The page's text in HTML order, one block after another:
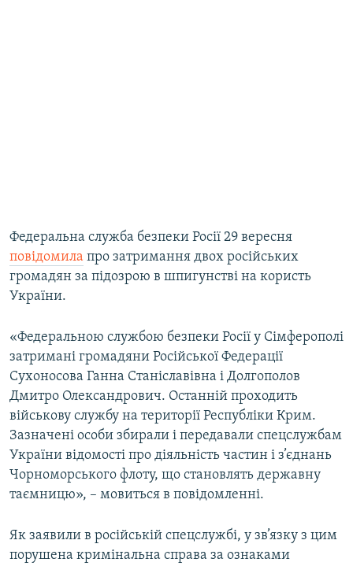
Федеральна служба безпеки Росії 29 вересня
повідомила про затримання двох російських
громадян за підозрою в шпигунстві на користь
України.
«Федеральною службою безпеки Росії у Сімферополі
затримані громадяни Російської Федерації
Сухоносова Ганна Станіславівна і Долгополов
Дмитро Олександрович. Останній проходить
військову службу на території Республіки Крим.
Зазначені особи збирали і передавали спецслужбам
України відомості про діяльність частин і з’єднань
Чорноморського флоту, що становлять державну
таємницю», – мовиться в повідомленні.
Як заявили в російській спецслужбі, у зв’язку з цим
порушена кримінальна справа за ознаками